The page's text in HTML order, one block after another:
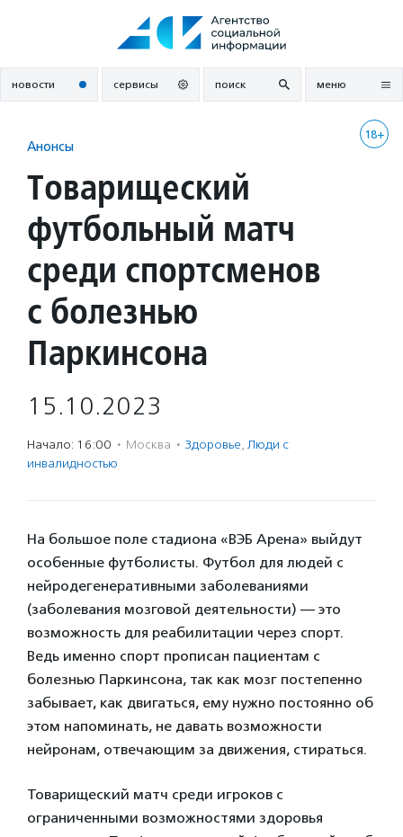
новости сервисы поиск меню
18+
Анонсы
Товарищеский
футбольный матч
среди спортсменов
с болезнью
Паркинсона
15.10.2023
Начало: 16:00 · Москва · Здоровье, Люди с
инвалидностью
На большое поле стадиона «ВЭБ Арена» выйдут
особенные футболисты. Футбол для людей с
нейродегенеративными заболеваниями
(заболевания мозговой деятельности) — это
возможность для реабилитации через спорт.
Ведь именно спорт прописан пациентам с
болезнью Паркинсона, так как мозг постепенно
забывает, как двигаться, ему нужно постоянно об
этом напоминать, не давать возможности
нейронам, отвечающим за движения, стираться.
Товарищеский матч среди игроков с
ограниченными возможностями здоровья